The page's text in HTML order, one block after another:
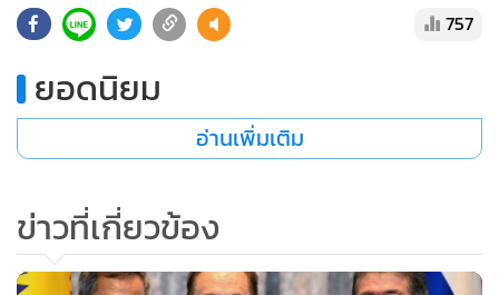
ยอดนิยม
ข่าวที่เกี่ยวข้อง